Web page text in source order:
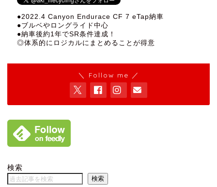
●2022.4 Canyon Endurace CF 7 eTap納車
●ブルベやロングライド中心
●納車後約1年でSR条件達成！
◎体系的にロジカルにまとめることが得意
＼ Follow me ／
検索
検索